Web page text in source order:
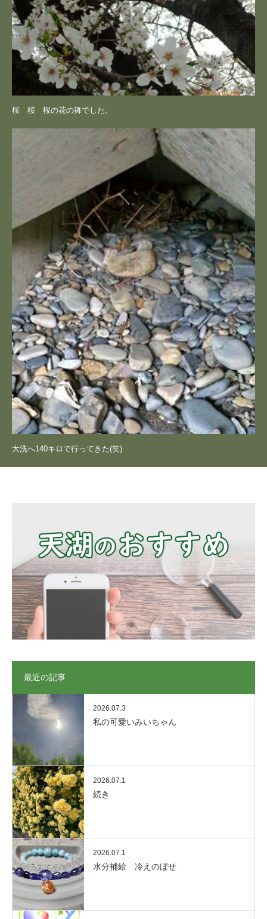
桜 桜 桜の花の舞でした。
大洗へ140キロで行ってきた(笑)
最近の記事
2026.07.3
私の可愛いみいちゃん
2026.07.1
続き
2026.07.1
水分補給 冷えのぼせ